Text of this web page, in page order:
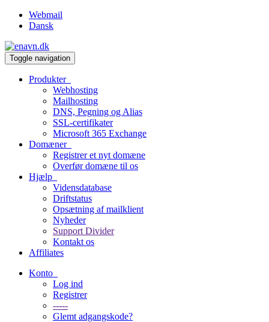
Webmail
Dansk
Toggle navigation
Produkter
Webhosting
Mailhosting
DNS, Pegning og Alias
SSL-certifikater
Microsoft 365 Exchange
Domæner
Registrer et nyt domæne
Overfør domæne til os
Hjælp
Vidensdatabase
Driftstatus
Opsætning af mailklient
Nyheder
Support Divider
Kontakt os
Affiliates
Konto
Log ind
Registrer
-----
Glemt adgangskode?